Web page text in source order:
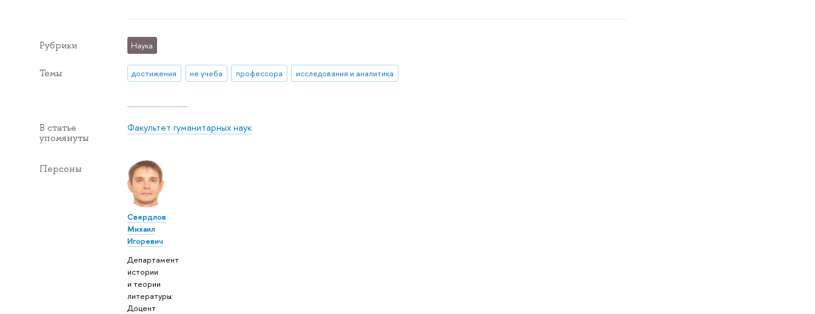
Рубрики Наука
Темы достижения не учеба профессора исследования и аналитика
В статье
упомянуты
Факультет гуманитарных наук
Персоны
Свердлов
Михаил
Игоревич
Департамент
истории
и теории
литературы:
Доцент